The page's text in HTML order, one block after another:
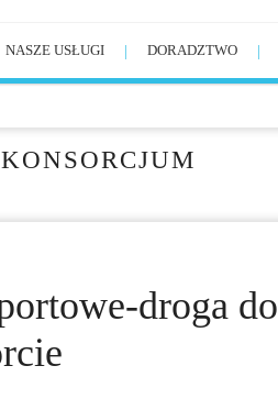
NASZE USŁUGI DORADZTWO
droga do